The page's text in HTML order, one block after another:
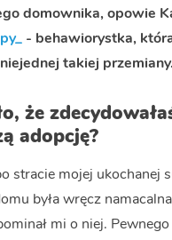
domownika, opowie
- behawiorystka,
takiej przemiany.
że
adopcję?
stracie mojej ukochanej
była wręcz
mi o niej.